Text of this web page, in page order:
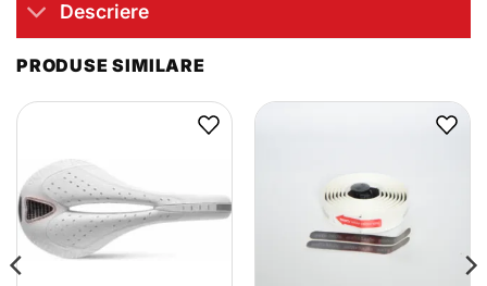
Descriere
PRODUSE SIMILARE